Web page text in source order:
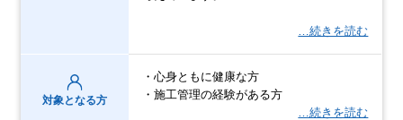
…続きを読む
対象となる方
・心身ともに健康な方
・施工管理の経験がある方
…続きを読む